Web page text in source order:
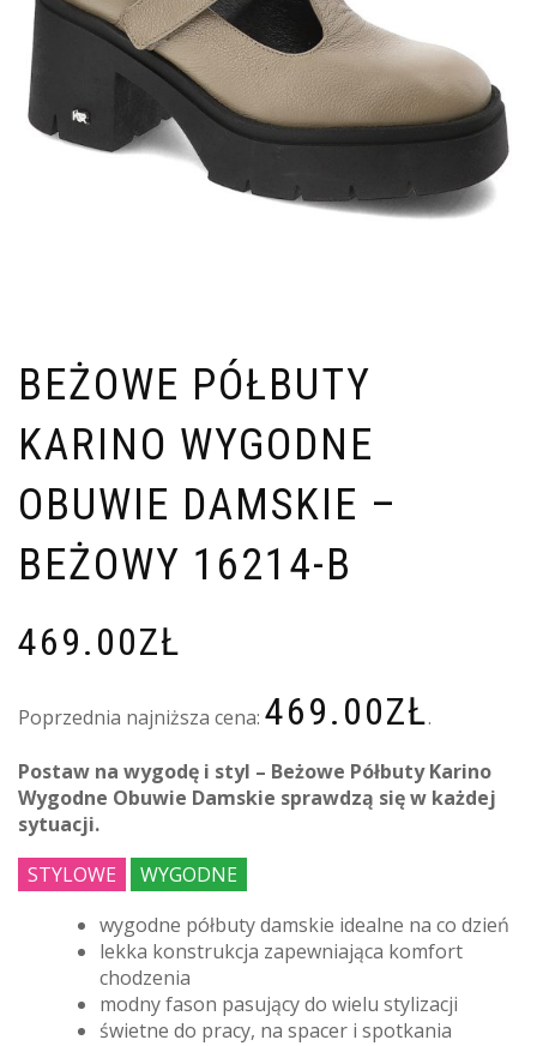
BEŻOWE PÓŁBUTY
KARINO WYGODNE
OBUWIE DAMSKIE –
BEŻOWY 16214-B
469.00ZŁ
Poprzednia najniższa cena: 469.00ZŁ.
Postaw na wygodę i styl – Beżowe Półbuty Karino
Wygodne Obuwie Damskie sprawdzą się w każdej
sytuacji.
STYLOWE
WYGODNE
wygodne półbuty damskie idealne na co dzień
lekka konstrukcja zapewniająca komfort
chodzenia
modny fason pasujący do wielu stylizacji
świetne do pracy, na spacer i spotkania